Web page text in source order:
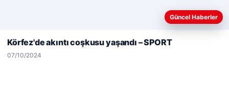
Web sitemizi nasıl kullandığınızı daha iyi anlayabilmek,
deneyiminizi kişiselleştirmek ve geliştirmek amacıyla çerezler
Kabul Et
Güncel Haberler
Körfez'de akıntı coşkusu yaşandı – SPORT
07/10/2024